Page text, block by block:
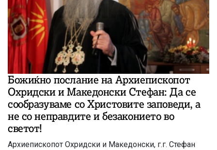
Божиќно послание на Архиепископот
Охридски и Македонски Стефан: Да се
сообразуваме со Христовите заповеди, а
не со неправдите и безаконието во
светот!
Архиепископот Охридски и Македонски, г.г. Стефан